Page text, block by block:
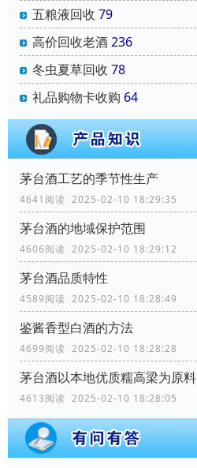
五粮液回收 79
高价回收老酒236
冬虫夏草回收 78
礼品购物卡收购 64
茅台酒工艺的季节性生产
4641阅读 2025-02-10 18:29:35
茅台酒的地域保护范围
4606阅读 2025-02-10 18:29:12
茅台酒品质特性
4589阅读 2025-02-10 18:28:49
鉴酱香型白酒的方法
4699阅读 2025-02-10 18:28:28
茅台酒以本地优质糯高梁为原料
4613阅读 2025-02-10 18:28:05